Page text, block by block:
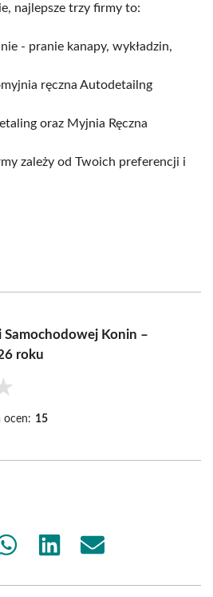
najlepsze trzy firmy to:
- pranie kanapy, wykładzin,
ręczna Autodetailng
oraz Myjnia Ręczna
zależy od Twoich preferencji i
Samochodowej Konin –
roku
ocen: 15
Share
Share
Share